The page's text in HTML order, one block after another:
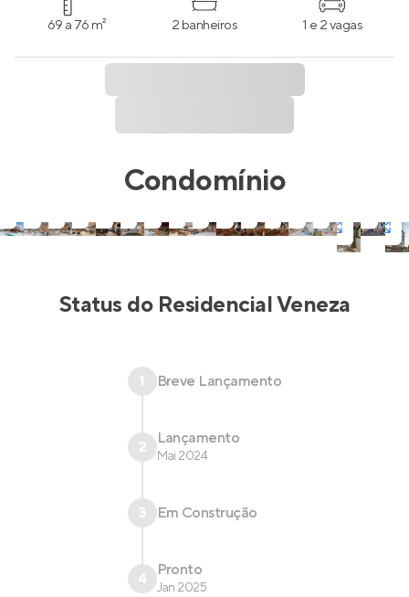
69 a 76 m² 2 banheiros 1 e 2 vagas
Condomínio
Status do Residencial Veneza
1 Breve Lançamento
2 Lançamento
Mai 2024
3 Em Construção
4 Pronto
Jan 2025